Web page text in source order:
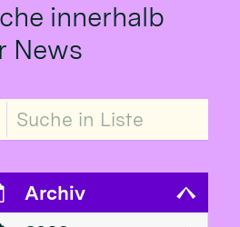
innerhalb
News
in Liste
Archiv